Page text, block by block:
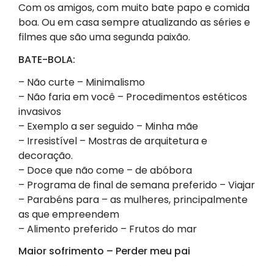
Com os amigos, com muito bate papo e comida
boa. Ou em casa sempre atualizando as séries e
filmes que são uma segunda paixão.
BATE-BOLA:
– Não curte – Minimalismo
– Não faria em você – Procedimentos estéticos
invasivos
– Exemplo a ser seguido – Minha mãe
– Irresistível – Mostras de arquitetura e
decoração.
– Doce que não come – de abóbora
– Programa de final de semana preferido – Viajar
– Parabéns para – as mulheres, principalmente
as que empreendem
– Alimento preferido – Frutos do mar
Maior sofrimento – Perder meu pai